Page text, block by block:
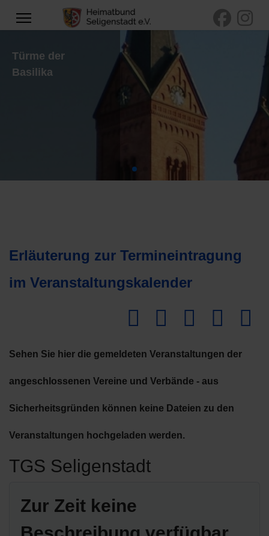
Türme der
Basilika
Erläuterung zur Termineintragung
im Veranstaltungskalender
Sehen Sie hier die gemeldeten Veranstaltungen der
angeschlossenen Vereine und Verbände - aus
Sicherheitsgründen können keine Dateien zu den
Veranstaltungen hochgeladen werden.
TGS Seligenstadt
Zur Zeit keine